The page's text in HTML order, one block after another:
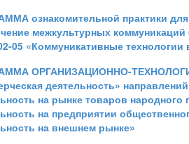
ознакомительной практики
межкультурных
05 «Коммуникативные технологии
ОРГАНИЗАЦИОННО-
деятельность»
на рынке товаров
на предприятии
на внешнем рынке»